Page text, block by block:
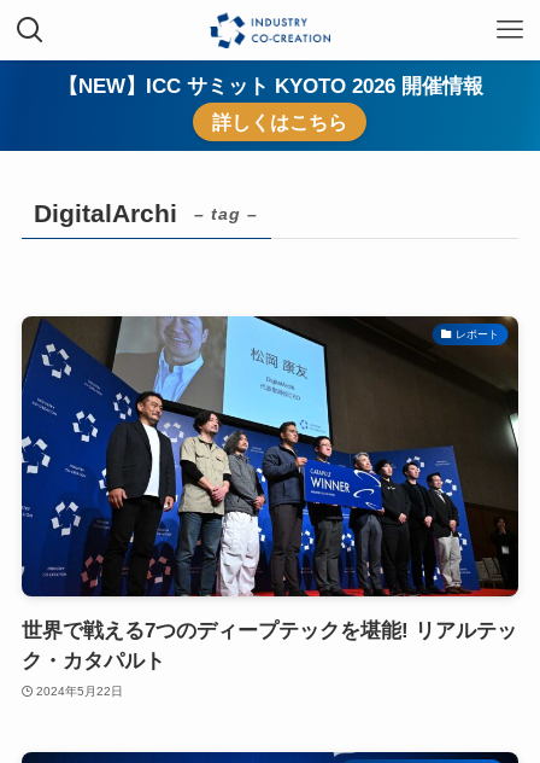
【NEW】ICC サミット KYOTO 2026 開催情報
詳しくはこちら
DigitalArchi – tag –
レポート
世界で戦える7つのディープテックを堪能! リアルテッ
ク・カタパルト
2024年5月22日